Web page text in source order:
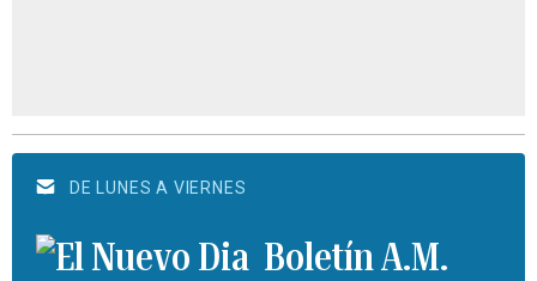
DE LUNES A VIERNES
Boletín A.M.